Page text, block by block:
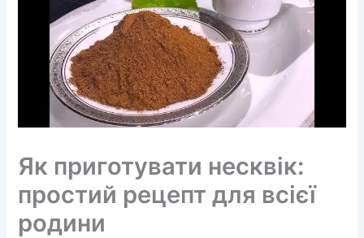
Як приготувати несквік:
простий рецепт для всієї
родини